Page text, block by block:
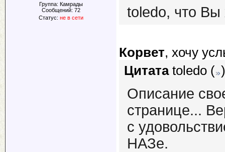
Группа: Камрады
Сообщений: 72
Статус: не в сети toledo, что Вы
Корвет, хочу
Цитата toledo ( )
Описание
странице...
с
НАЗе.